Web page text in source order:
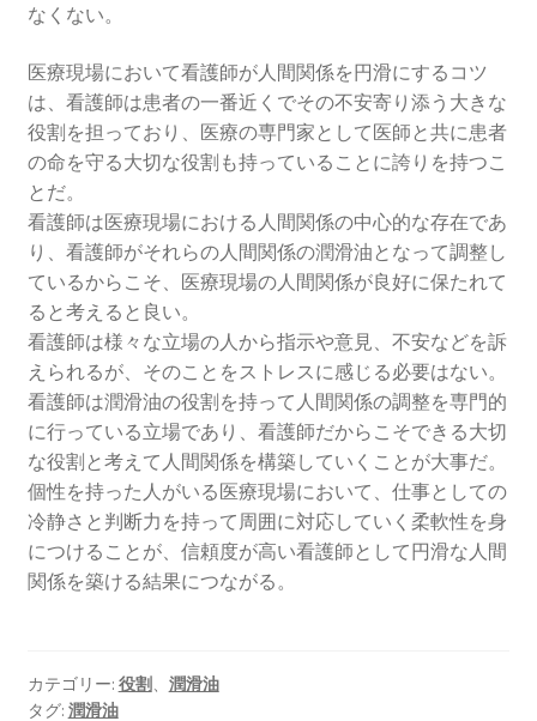
なくない。
医療現場において看護師が人間関係を円滑にするコツ
は、看護師は患者の一番近くでその不安寄り添う大きな
役割を担っており、医療の専門家として医師と共に患者
の命を守る大切な役割も持っていることに誇りを持つこ
とだ。
看護師は医療現場における人間関係の中心的な存在であ
り、看護師がそれらの人間関係の潤滑油となって調整し
ているからこそ、医療現場の人間関係が良好に保たれて
ると考えると良い。
看護師は様々な立場の人から指示や意見、不安などを訴
えられるが、そのことをストレスに感じる必要はない。
看護師は潤滑油の役割を持って人間関係の調整を専門的
に行っている立場であり、看護師だからこそできる大切
な役割と考えて人間関係を構築していくことが大事だ。
個性を持った人がいる医療現場において、仕事としての
冷静さと判断力を持って周囲に対応していく柔軟性を身
につけることが、信頼度が高い看護師として円滑な人間
関係を築ける結果につながる。
カテゴリー: 役割、 潤滑油
タグ: 潤滑油